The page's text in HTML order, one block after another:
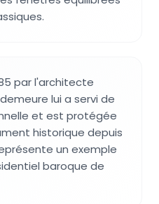
par l'architecte
lui a servi de
et est protégée
historique depuis
un exemple
baroque de